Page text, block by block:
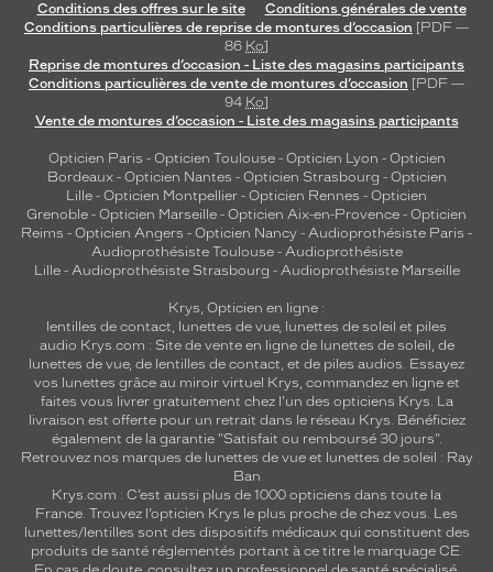
Conditions des offres sur le site
Conditions générales de vente
Conditions particulières de reprise de montures d’occasion [PDF —
86 Ko]
Reprise de montures d’occasion - Liste des magasins participants
Conditions particulières de vente de montures d’occasion [PDF —
94 Ko]
Vente de montures d’occasion - Liste des magasins participants
Opticien Paris - Opticien Toulouse- Opticien Lyon - Opticien
Bordeaux- Opticien Nantes - Opticien Strasbourg - Opticien
Lille - Opticien Montpellier - Opticien Rennes - Opticien
Grenoble - Opticien Marseille - Opticien Aix-en-Provence - Opticien
Reims - Opticien Angers - Opticien Nancy - Audioprothésiste Paris -
Audioprothésiste Toulouse- Audioprothésiste
Lille- Audioprothésiste Strasbourg - Audioprothésiste Marseille
Krys, Opticien en ligne :
lentilles de contact, lunettes de vue, lunettes de soleil et piles
audio Krys.com : Site de vente en ligne de lunettes de soleil, de
lunettes de vue, de lentilles de contact, et de piles audios. Essayez
vos lunettes grâce au miroir virtuel Krys, commandez en ligne et
faites vous livrer gratuitement chez l'un des opticiens Krys. La
livraison est offerte pour un retrait dans le réseau Krys. Bénéficiez
également de la garantie "Satisfait ou remboursé 30 jours".
Retrouvez nos marques de lunettes de vue et lunettes de soleil : Ray
Ban
Krys.com : C’est aussi plus de 1000 opticiens dans toute la
France. Trouvez l’opticien Krys le plus proche de chez vous. Les
lunettes/lentilles sont des dispositifs médicaux qui constituent des
produits de santé réglementés portant à ce titre le marquage CE.